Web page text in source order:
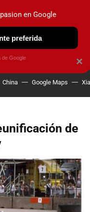
OBSERVATORIO
China Google Maps
de
×
en Google
preferida
de Google